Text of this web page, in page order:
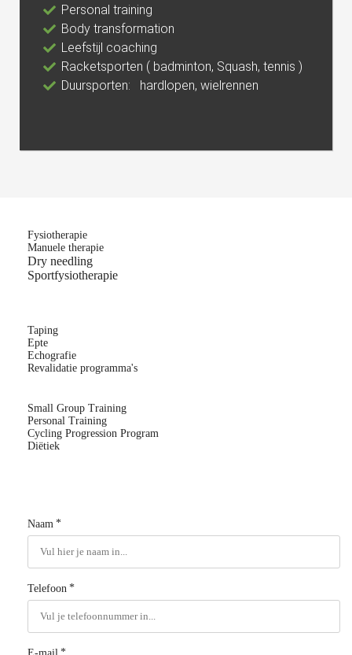
Personal training
Body transformation
Leefstijl coaching
Racketsporten ( badminton, Squash, tennis )
Duursporten: hardlopen, wielrennen
Fysiotherapie
Manuele therapie
Dry needling
Sportfysiotherapie
Taping
Epte
Echografie
Revalidatie programma's
Small Group Training
Personal Training
Cycling Progression Program
Diëtiek
Naam *
Telefoon *
*